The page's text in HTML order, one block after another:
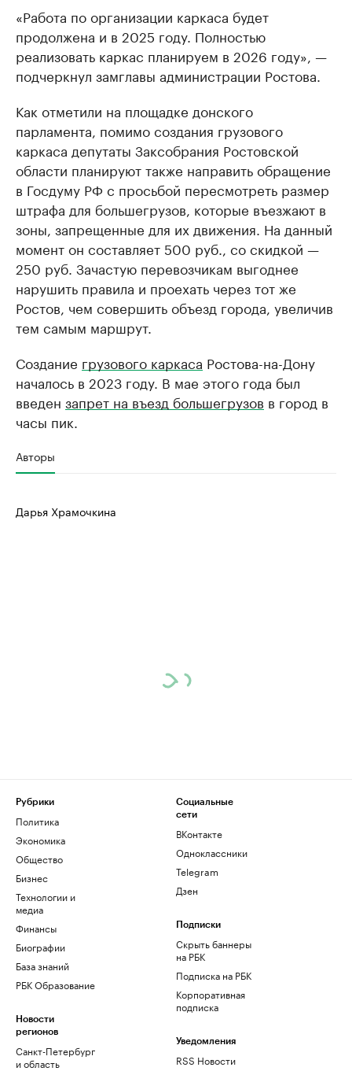
«Работа по организации каркаса будет
продолжена и в 2025 году. Полностью
реализовать каркас планируем в 2026 году», —
подчеркнул замглавы администрации Ростова.
Как отметили на площадке донского
парламента, помимо создания грузового
каркаса депутаты Заксобрания Ростовской
области планируют также направить обращение
в Госдуму РФ с просьбой пересмотреть размер
штрафа для большегрузов, которые въезжают в
зоны, запрещенные для их движения. На данный
момент он составляет 500 руб., со скидкой —
250 руб. Зачастую перевозчикам выгоднее
нарушить правила и проехать через тот же
Ростов, чем совершить объезд города, увеличив
тем самым маршрут.
Создание грузового каркаса Ростова-на-Дону
началось в 2023 году. В мае этого года был
введен запрет на въезд большегрузов в город в
часы пик.
Авторы
Дарья Храмочкина
Рубрики
Политика
Экономика
Общество
Бизнес
Технологии и
медиа
Финансы
Биографии
База знаний
РБК Образование
Новости
регионов
Санкт-Петербург
и область
Социальные
сети
ВКонтакте
Одноклассники
Telegram
Дзен
Подписки
Скрыть баннеры
на РБК
Подписка на РБК
Корпоративная
подписка
Уведомления
RSS Новости